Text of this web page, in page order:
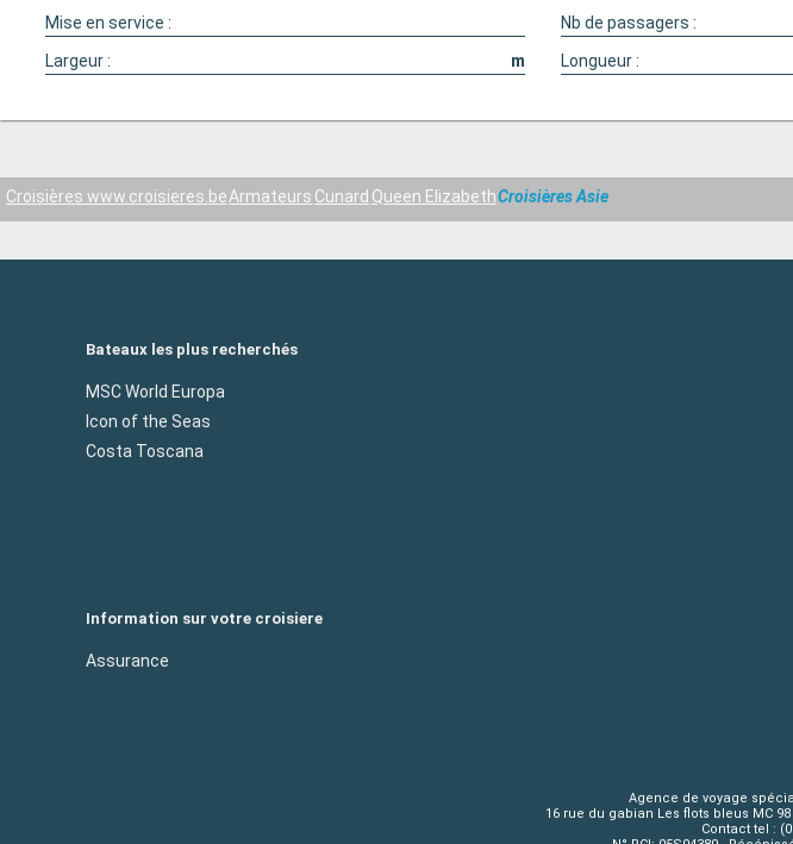
Mise en service : Nb de passagers :
Largeur :
m Longueur :
Croisières www.croisieres.beArmateurs Cunard Queen ElizabethCroisières Asie
Bateaux les plus recherchés
MSC World Europa
Icon of the Seas
Costa Toscana
Information sur votre croisiere
Assurance
Agence de voyage
16 rue du gabian Les flots bleus MC
Contact tel :